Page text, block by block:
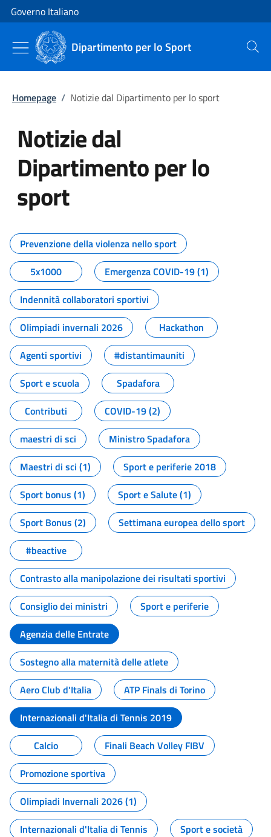
Vai al contenuto
Vai alla navigazione del sito
Governo Italiano
Dipartimento per lo Sport Cerca
Homepage / Notizie dal Dipartimento per lo sport
Notizie dal
Dipartimento per lo
sport
Tutti i contenuti della pagina
Prevenzione della violenza nello sport
5x1000
Emergenza COVID-19 (1)
Indennità collaboratori sportivi
Olimpiadi invernali 2026
Hackathon
Agenti sportivi
#distantimauniti
Sport e scuola
Spadafora
Contributi
COVID-19 (2)
maestri di sci
Ministro Spadafora
Maestri di sci (1)
Sport e periferie 2018
Sport bonus (1)
Sport e Salute (1)
Sport Bonus (2)
Settimana europea dello sport
#beactive
Contrasto alla manipolazione dei risultati sportivi
Consiglio dei ministri
Sport e periferie
Agenzia delle Entrate
Sostegno alla maternità delle atlete
Aero Club d'Italia
ATP Finals di Torino
Internazionali d'Italia di Tennis 2019
Calcio
Finali Beach Volley FIBV
Promozione sportiva
Olimpiadi Invernali 2026 (1)
Internazionali d'Italia di Tennis
Sport e società